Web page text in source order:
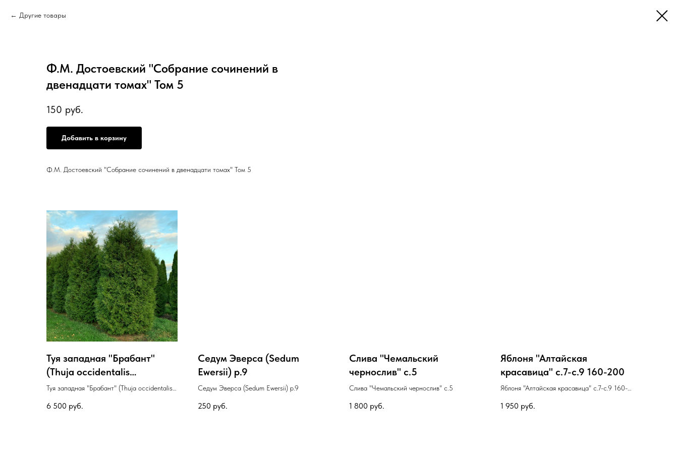
Другие товары
Ф.М. Достоевский "Собрание сочинений в
двенадцати томах" Том 5
150 руб.
Добавить в корзину
Ф.М. Достоевский "Собрание сочинений в двенадцати томах" Том 5
Туя западная "Брабант"
(Thuja occidentalis
"Brabant") с.20 100-120
Туя западная "Брабант" (Thuja occidentalis
6 500 руб.
Седум Эверса (Sedum
Еwersii) р.9
Седум Эверса (Sedum Еwersii) р.9
250 руб.
Слива "Чемальский
чернослив" с.5
Слива "Чемальский чернослив" с.5
1 800 руб.
Яблоня "Алтайская
красавица" с.7-с.9 160-200
Яблоня "Алтайская красавица" с.7-с.9 160-
1 950 руб.